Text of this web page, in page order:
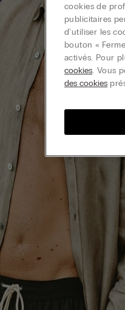
cookies de
publicitaires
d'utiliser les
bouton «
activés. Pour
cookies. Vous
des cookies